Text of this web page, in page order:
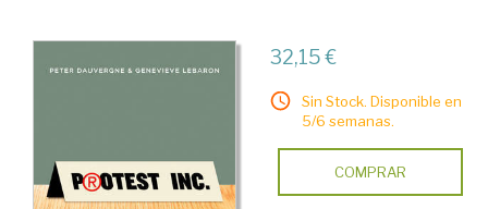
32,15 €
Sin Stock. Disponible en
5/6 semanas.
COMPRAR